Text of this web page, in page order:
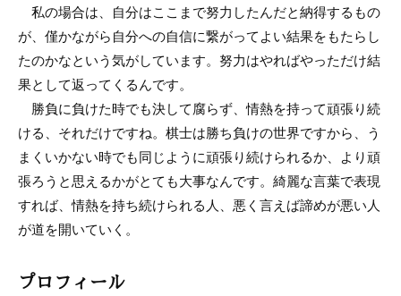
私の場合は、自分はここまで努力したんだと納得するもの
が、僅かながら自分への自信に繋がってよい結果をもたらし
たのかなという気がしています。努力はやればやっただけ結
果として返ってくるんです。
勝負に負けた時でも決して腐らず、情熱を持って頑張り続
ける、それだけですね。棋士は勝ち負けの世界ですから、う
まくいかない時でも同じように頑張り続けられるか、より頑
張ろうと思えるかがとても大事なんです。綺麗な言葉で表現
すれば、情熱を持ち続けられる人、悪く言えば諦めが悪い人
が道を開いていく。
プロフィール